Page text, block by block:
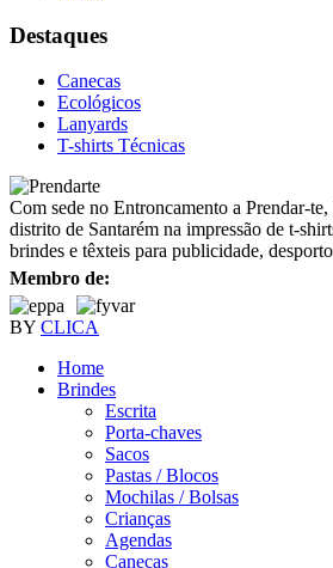
Destaques
Canecas
Ecológicos
Lanyards
T-shirts Técnicas
Com sede no Entroncamento a Prendar-
distrito de Santarém na impressão de t-
brindes e têxteis para publicidade,
Membro de:
BY CLICA
Home
Brindes
Escrita
Porta-chaves
Sacos
Pastas / Blocos
Mochilas / Bolsas
Crianças
Agendas
Canecas